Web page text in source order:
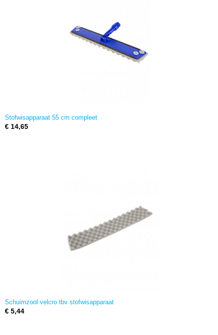
Stofwisapparaat 55 cm compleet
€ 14,65
Schuimzool velcro tbv stofwisapparaat
€ 5,44